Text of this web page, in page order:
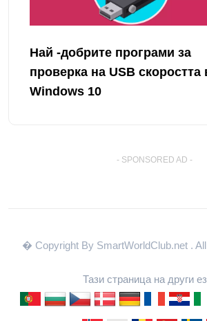
Най -добрите програми за
проверка на USB скоростта
Windows 10
- SPONSORED AD -
� Copyright By SmartWorldClub.net .
Тази страница на други